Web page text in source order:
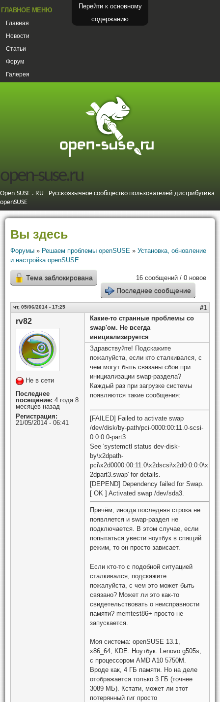
Перейти к основному
содержанию
ГЛАВНОЕ МЕНЮ
Главная
Новости
Статьи
Форум
Галерея
open-suse.ru
Open-SUSE . RU - Русскоязычное сообщество пользователей дистрибутива
openSUSE
Вы здесь
Форумы » Решаем проблемы openSUSE » Установка, обновление
и настройка openSUSE
16 сообщений / 0 новое
Тема заблокирована
Последнее сообщение
чт, 05/06/2014 - 17:25 #1
rv82
Не в сети
Последнее
посещение: 4 года 8
месяцев назад
Регистрация:
21/05/2014 - 06:41
Какие-то странные проблемы со
swap'ом. Не всегда
инициализируется
Здравствуйте! Подскажите
пожалуйста, если кто сталкивался, с
чем могут быть связаны сбои при
инициализации swap-раздела?
Каждый раз при загрузке системы
появляются такие сообщения:
[FAILED] Failed to activate swap
/dev/disk/by-path/pci-0000:00:11.0-scsi-
0:0:0:0-part3.
See 'systemctl status dev-disk-
by\x2dpath-
pci\x2d0000:00:11.0\x2dscsi\x2d0:0:0:0\x
2dpart3.swap' for details.
[DEPEND] Dependency failed for Swap.
[ OK ] Activated swap /dev/sda3.
Причём, иногда последняя строка не
появляется и swap-раздел не
подключается. В этом случае, если
попытаться увести ноутбук в спящий
режим, то он просто зависает.
Если кто-то с подобной ситуацией
сталкивался, подскажите
пожалуйста, с чем это может быть
связано? Может ли это как-то
свидетельствовать о неисправности
памяти? memtest86+ просто не
запускается.
Моя система: openSUSE 13.1,
x86_64, KDE. Ноутбук: Lenovo g505s,
с процессором AMD A10 5750M.
Вроде как, 4 ГБ памяти. Но на деле
отображается только 3 ГБ (точнее
3089 МБ). Кстати, может ли этот
потерянный гиг просто